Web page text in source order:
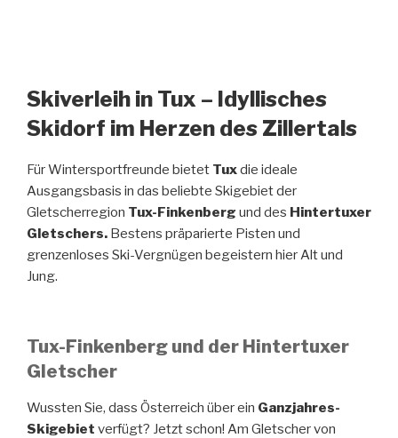
Skiverleih in Tux – Idyllisches
Skidorf im Herzen des Zillertals
Für Wintersportfreunde bietet Tuxdie ideale
Ausgangsbasis in das beliebte Skigebiet der
Gletscherregion Tux-Finkenberg und des Hintertuxer
Gletschers. Bestens präparierte Pisten und
grenzenloses Ski-Vergnügen begeistern hier Alt und
Jung.
Tux-Finkenberg und der Hintertuxer
Gletscher
Wussten Sie, dass Österreich über ein Ganzjahres-
Skigebiet verfügt? Jetzt schon! Am Gletscher von